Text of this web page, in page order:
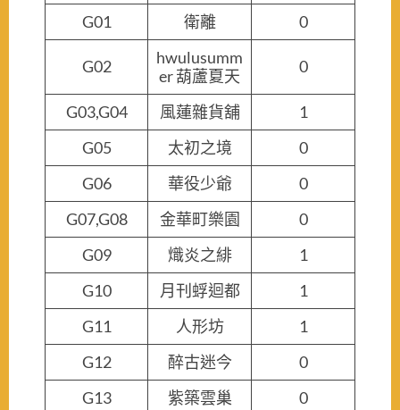
G01 衛離 0
G02
hwulusumm
er 葫蘆夏天
0
G03,G04 風蓮雜貨舖
1
G05
太初之境
0
G06
華役少爺
0
G07,G08
金華町樂園
0
G09
熾炎之緋
1
G10
月刊蜉迴都
1
G11
人形坊
1
G12
醉古迷今
0
G13
紫築雲巢
0